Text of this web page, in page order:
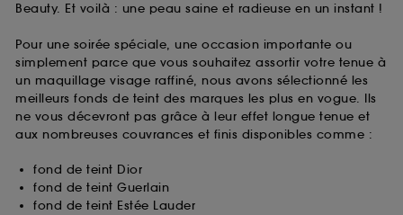
Beauty. Et voilà : une peau saine et radieuse en un instant !
Pour une soirée spéciale, une occasion importante ou
simplement parce que vous souhaitez assortir votre tenue à
un maquillage visage raffiné, nous avons sélectionné les
meilleurs fonds de teint des marques les plus en vogue. Ils
ne vous décevront pas grâce à leur effet longue tenue et
aux nombreuses couvrances et finis disponibles comme :
fond de teint Dior
fond de teint Guerlain
fond de teint Estée Lauder